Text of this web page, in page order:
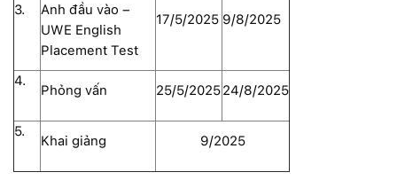
3.
Anh đầu vào –
UWE English
Placement Test
17/5/2025 9/8/2025
4.
Phỏng vấn 25/5/202524/8/2025
5.
Khai giảng 9/2025